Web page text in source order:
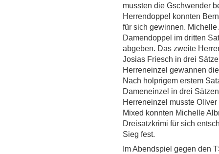
mussten die Gschwender
Herrendoppel konnten
für sich gewinnen.
Damendoppel im dritten
abgeben. Das zweite
Josias Friesch in drei
Herreneinzel gewannen
Nach holprigem erstem
Dameneinzel in drei
Herreneinzel musste
Mixed konnten Michelle
Dreisatzkrimi für sich
Sieg fest.
Im Abendspiel gegen den